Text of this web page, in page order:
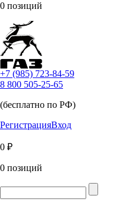
0 позиций
+7 (985) 723-84-59
8 800 505-25-65
(бесплатно по РФ)
РегистрацияВход
0 ₽
0 позиций